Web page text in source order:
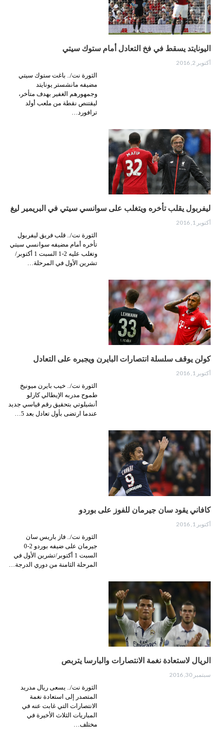
اليونايتد يسقط في فخ التعادل أمام ستوك سيتي
أكتوبر 2, 2016
الثورة نت/.. باغت ستوك سيتي
مضيفه مانشستر يونايتد
وجمهورهم الغفير بهدف متأخر،
ليقتنص نقطة من ملعب أولد
ترافورد…
ليفربول يقلب تأخره ويتغلب على سوانسي سيتي في البريمير ليغ
أكتوبر 1, 2016
الثورة نت/.. قلب فريق ليفربول
تأخره أمام مضيفه سوانسي سيتي
وتغلب عليه 2-1 السبت 1 أكتوبر/
تشرين الأول في المرحلة…
كولن يوقف سلسلة انتصارات البايرن ويجبره على التعادل
أكتوبر 1, 2016
الثورة نت/.. خيب بايرن ميونيخ
طموح مدربه الإيطالي كارلو
أنشيلوتي بتحقيق رقم قياسي جديد
عندما ارتضى بأول تعادل بعد 5…
كافاني يقود سان جيرمان للفوز على بوردو
أكتوبر 1, 2016
الثورة نت/.. فاز باريس سان
جيرمان على ضيفه بوردو 2-0
السبت 1 أكتوبر/تشرين الأول في
المرحلة الثامنة من دوري الدرجة…
الريال لاستعادة نغمة الانتصارات والبارسا يتربص
سبتمبر 30, 2016
الثورة نت/.. يسعى ريال مدريد
المتصدر إلى استعادة نغمة
الانتصارات التي غابت عنه في
المباريات الثلاث الأخيرة في
مختلف…